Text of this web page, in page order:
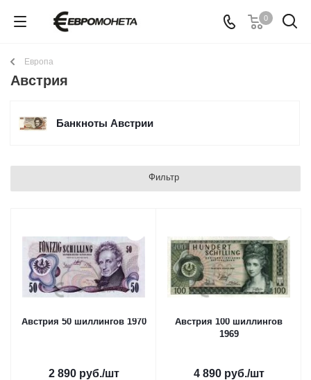
0
Европа
Австрия
Банкноты Австрии
Фильтр
Австрия 50 шиллингов 1970
2 890руб./шт
Австрия 100 шиллингов
1969
4 890руб./шт